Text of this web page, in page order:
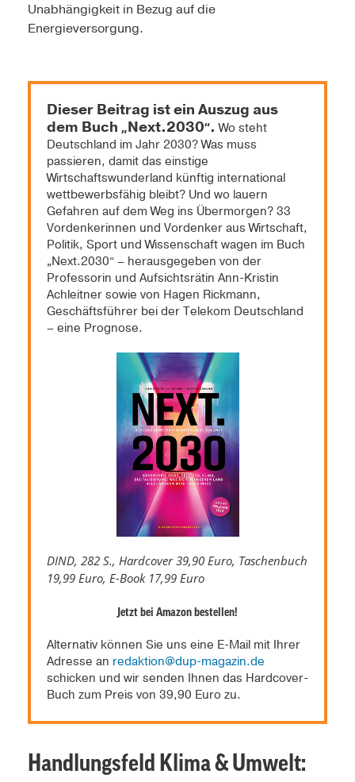
Unabhängigkeit in Bezug auf die
Energieversorgung.
Dieser Beitrag ist ein Auszug aus
dem Buch „Next.2030“.Wo steht
Deutschland im Jahr 2030? Was muss
passieren, damit das einstige
Wirtschaftswunderland künftig international
wettbewerbsfähig bleibt? Und wo lauern
Gefahren auf dem Weg ins Übermorgen? 33
Vordenkerinnen und Vordenker aus Wirtschaft,
Politik, Sport und Wissenschaft wagen im Buch
„Next.2030“ – herausgegeben von der
Professorin und Aufsichtsrätin Ann-Kristin
Achleitner sowie von Hagen Rickmann,
Geschäftsführer bei der Telekom Deutschland
– eine Prognose.
DIND, 282 S., Hardcover 39,90 Euro, Taschenbuch
19,99 Euro, E-Book 17,99 Euro
Jetzt bei Amazon bestellen!
Alternativ können Sie uns eine E-Mail mit Ihrer
Adresse an redaktion@dup-magazin.de
schicken und wir senden Ihnen das Hardcover-
Buch zum Preis von 39,90 Euro zu.
Handlungsfeld Klima & Umwelt: